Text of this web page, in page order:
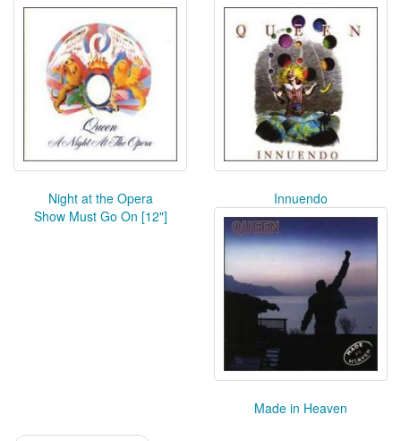
Night at the Opera
Innuendo
Show Must Go On [12"]
Made in Heaven